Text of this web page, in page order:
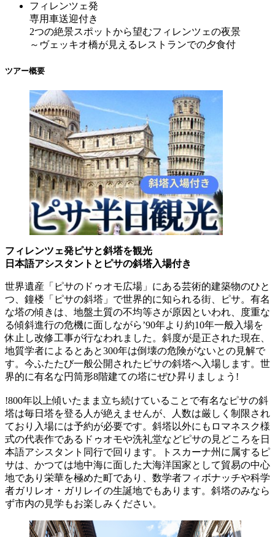
フィレンツェ発
専用車送迎付き
2つの絶景スポットから望むフィレンツェの夜景
～ヴェッキオ橋が見えるレストランでの夕食付
ツアー概要
フィレンツェ発ピサと斜塔を観光
日本語アシスタントとピサの斜塔入場付き
世界遺産「ピサのドゥオモ広場」にある芸術的建築物のひと
つ、鐘楼「ピサの斜塔」で世界的に知られる街、ピサ。有名
な塔の傾きは、地盤土質の不均等さが原因といわれ、度重な
る傾斜進行の危機に面しながら’90年より約10年一般入場を
休止し改修工事が行なわれました。斜度が是正された現在、
地質学者によるとあと300年は倒壊の危険がないとの見解で
す。今ふたたび一般公開されたピサの斜塔へ入場します。世
界的に有名な円筒形8階建ての塔にぜひ昇りましょう!
!800年以上傾いたまま立ち続けていることで有名なピサの斜
塔は毎日塔を登る人が絶えませんが、人数は厳しく制限され
ており入場には予約が必要です。斜塔以外にもロマネスク様
式の代表作であるドゥオモや洗礼堂などピサの見どころを日
本語アシスタント同行で回ります。トスカーナ州に属するピ
サは、かつては地中海に面した大海洋国家として貿易の中心
地であり栄華を極めた町であり、数学者フィボナッチや科学
者ガリレオ・ガリレイの生誕地でもあります。斜塔のみなら
ず市内の見学もお楽しみください。